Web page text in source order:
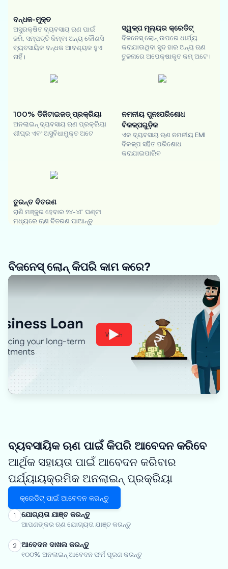
ବନ୍ଧକ-ମୁକ୍ତ
ଅସୁରକ୍ଷିତ ବ୍ୟବସାୟ ଋଣ ପାଇଁ
ଜମି, ସମ୍ପତ୍ତି କିମ୍ବା ଅନ୍ୟ କୌଣସି
ବ୍ୟବସାୟିକ ବନ୍ଧକ ଆବଶ୍ୟକ ହୁଏ
ନାହିଁ।
ସ୍ୱଳ୍ପ ମୂଲ୍ୟର କ୍ରେଡିଟ୍
ବିଜନେସ୍ ଲୋନ୍ ଉପରେ ଧାର୍ଯ୍ୟ
କରାଯାଉଥିବା ସୁଦ ହାର ଅନ୍ୟ ଋଣ
ତୁଳନାରେ ଅପେକ୍ଷାକୃତ କମ୍ ଅଟେ।
100% ଡିଜିଟାଇଜଡ୍ ପ୍ରକ୍ରିୟା
ଅନଲାଇନ୍ ବ୍ୟବସାୟ ଋଣ ପ୍ରକ୍ରିୟା
ଶୀଘ୍ର ଏବଂ ଅସୁବିଧାମୁକ୍ତ ଅଟେ
ନମନୀୟ ପୁନଃପରିଶୋଧ
ବିକଳ୍ପଗୁଡ଼ିକ
ଏକ ବ୍ୟବସାୟ ଋଣ ନମନୀୟ EMI
ବିକଳ୍ପ ସହିତ ପରିଶୋଧ
କରାଯାଇପାରିବ
ତୁରନ୍ତ ବିତରଣ
ରାଶି ମଞ୍ଜୁର ହେବାର ୨୪-୪୮ ଘଣ୍ଟା
ମଧ୍ୟରେ ଋଣ ବିତରଣ ପାଆନ୍ତୁ
ବିଜନେସ୍ ଲୋନ୍ କିପରି କାମ କରେ?
Watch
ବ୍ୟବସାୟିକ ଋଣ ପାଇଁ କିପରି ଆବେଦନ କରିବେ
ଆର୍ଥିକ ସହାୟତା ପାଇଁ ଆବେଦନ କରିବାର
ପର୍ଯ୍ୟାୟକ୍ରମିକ ଅନଲାଇନ୍ ପ୍ରକ୍ରିୟା
କ୍ରେଡିଟ୍ ପାଇଁ ଆବେଦନ କରନ୍ତୁ
1 ଯୋଗ୍ୟତା ଯାଞ୍ଚ କରନ୍ତୁ
ଆପଣଙ୍କର ଋଣ ଯୋଗ୍ୟତା ଯାଞ୍ଚ କରନ୍ତୁ
2 ଆବେଦନ ଦାଖଲ କରନ୍ତୁ
୧୦୦% ଅନଲାଇନ୍ ଆବେଦନ ଫର୍ମ ପୂରଣ କରନ୍ତୁ